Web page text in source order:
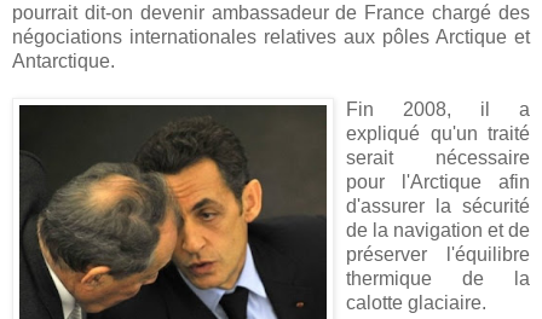
pourrait dit-on devenir ambassadeur de France chargé des
négociations internationales relatives aux pôles Arctique et
Antarctique.
Fin 2008, il a
expliqué qu'un traité
serait nécessaire
pour l'Arctique afin
d'assurer la sécurité
de la navigation et de
préserver l'équilibre
thermique de la
calotte glaciaire.